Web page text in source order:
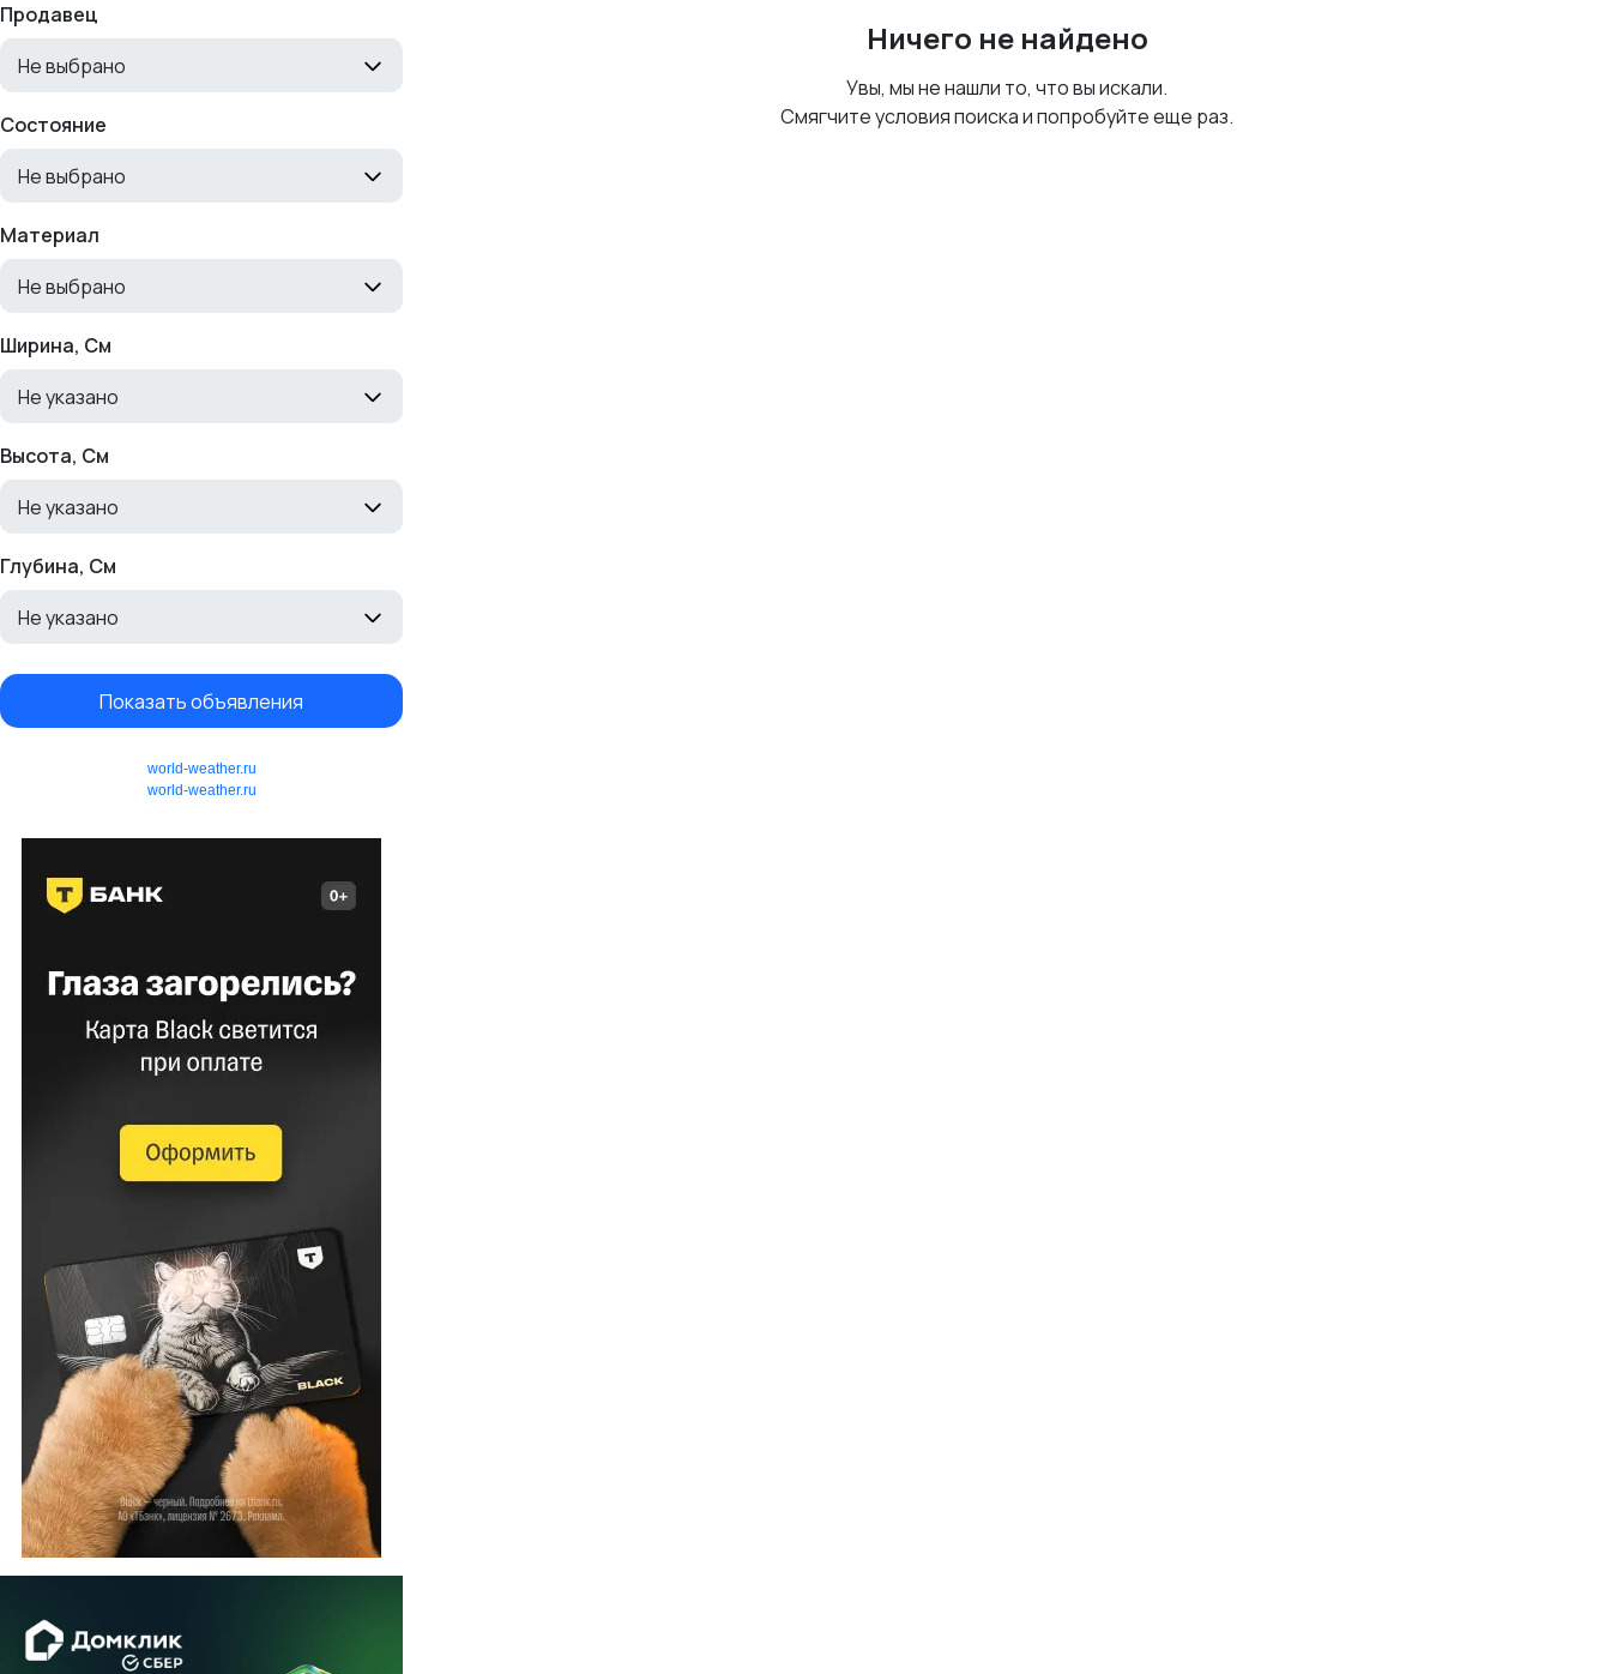
Продавец
Не выбрано
Состояние
Не выбрано
Материал
Не выбрано
Ширина, См
Не указано
Высота, См
Не указано
Глубина, См
Не указано
Показать объявления
world-weather.ru
world-weather.ru
Ничего не найдено
Увы, мы не нашли то, что вы искали.
Смягчите условия поиска и попробуйте еще раз.